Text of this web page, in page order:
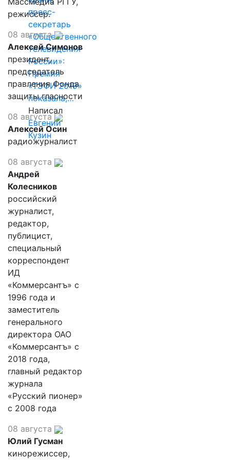
пресс-
секретарь
«Общественного
телевидения
России»:
Премия
«ТЭФИ 2019»
показала,…
Написал
Евгений
Кузин
режиссер.
08 августа
Алексей Симонов
президент,
председатель
правления Фонда
защиты гласности
08 августа
Алексей Осин
радиожурналист
08 августа
Андрей
Колесников
российский
журналист,
редактор,
публицист,
специальный
корреспондент
ИД
«Коммерсантъ» с
1996 года и
заместитель
генерального
директора ОАО
«Коммерсантъ» с
2018 года,
главный редактор
журнала
«Русский пионер»
с 2008 года
08 августа
Юлий Гусман
кинорежиссер,